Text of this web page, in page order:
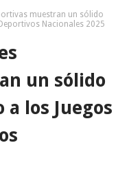
muestran un sólido
Nacionales 2025
un sólido
los Juegos